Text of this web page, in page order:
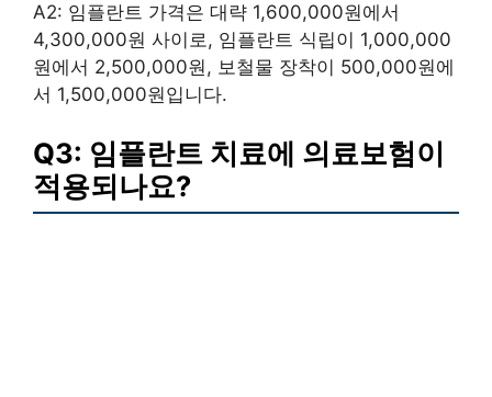
A2: 임플란트 가격은 대략 1,600,000원에서
4,300,000원 사이로, 임플란트 식립이 1,000,000
원에서 2,500,000원, 보철물 장착이 500,000원에
서 1,500,000원입니다.
Q3: 임플란트 치료에 의료보험이
적용되나요?